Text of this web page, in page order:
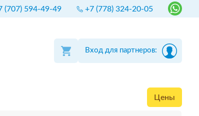
(707) 594-49-49 +7 (778) 324-20-05
Вход для партнеров:
Цены